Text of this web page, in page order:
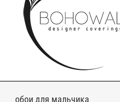
обои для мальчика